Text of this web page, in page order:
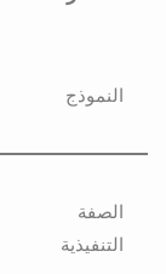
النموذج
الصفة
التنفيذية